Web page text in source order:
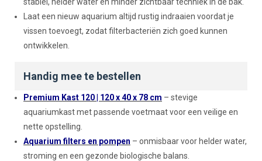
Laat een nieuw aquarium altijd rustig indraaien voordat je
vissen toevoegt, zodat filterbacteriën zich goed kunnen
ontwikkelen.
Handig mee te bestellen
Premium Kast 120 | 120 x 40 x 78 cm – stevige
aquariumkast met passende voetmaat voor een veilige en
nette opstelling.
Aquarium filters en pompen – onmisbaar voor helder water,
stroming en een gezonde biologische balans.